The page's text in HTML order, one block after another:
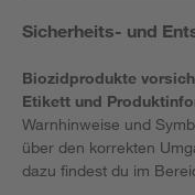
Sicherheits- und
Biozidprodukte
Etikett und
Warnhinweise und
über den korrekten
dazu findest du im